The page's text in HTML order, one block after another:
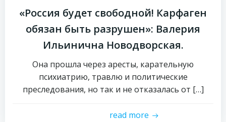
«Россия будет свободной! Карфаген
обязан быть разрушен»: Валерия
Ильинична Новодворская.
Она прошла через аресты, карательную
психиатрию, травлю и политические
преследования, но так и не отказалась от […]
read more